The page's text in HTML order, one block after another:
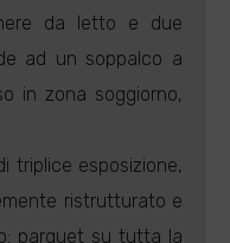
da letto e due
ad un soppalco a
in zona soggiorno,
triplice esposizione,
ristrutturato e
parquet su tutta la